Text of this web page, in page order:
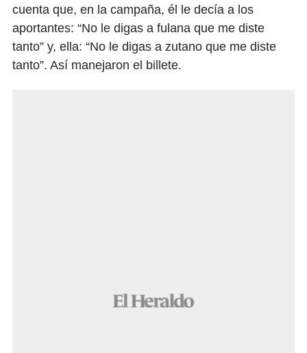
cuenta que, en la campaña, él le decía a los
aportantes: “No le digas a fulana que me diste
tanto” y, ella: “No le digas a zutano que me diste
tanto”. Así manejaron el billete.